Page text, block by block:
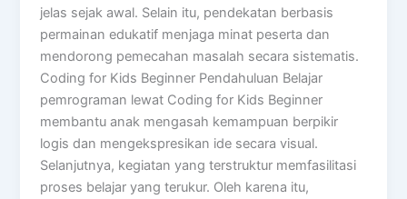
jelas sejak awal. Selain itu, pendekatan berbasis
permainan edukatif menjaga minat peserta dan
mendorong pemecahan masalah secara sistematis.
Coding for Kids Beginner Pendahuluan Belajar
pemrograman lewat Coding for Kids Beginner
membantu anak mengasah kemampuan berpikir
logis dan mengekspresikan ide secara visual.
Selanjutnya, kegiatan yang terstruktur memfasilitasi
proses belajar yang terukur. Oleh karena itu,